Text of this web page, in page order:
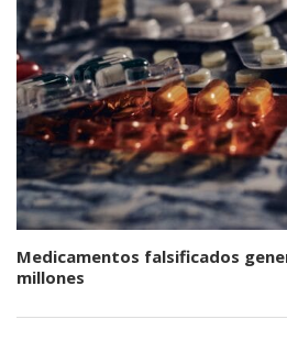
Medicamentos falsificados
millones